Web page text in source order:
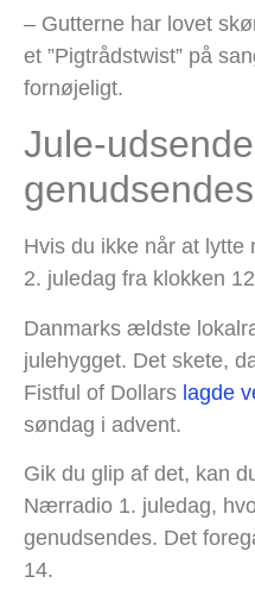
– Gutterne har lovet
et ”Pigtrådstwist” på
fornøjeligt.
Jule-
Hvis du ikke når at lytte
2. juledag fra klokken
Danmarks ældste
julehygget. Det skete,
Fistful of Dollars lagde
søndag i advent.
Gik du glip af det, kan
Nærradio 1. juledag,
genudsendes. Det
14.